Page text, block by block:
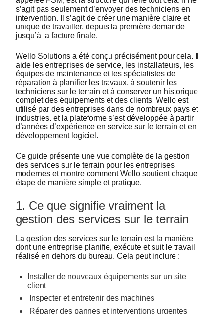
s’agit pas seulement d’envoyer des techniciens en
intervention. Il s’agit de créer une manière claire et
unique de travailler, depuis la première demande
jusqu’à la facture finale.
Wello Solutions a été conçu précisément pour cela. Il
aide les entreprises de service, les installateurs, les
équipes de maintenance et les spécialistes de
réparation à planifier les travaux, à soutenir les
techniciens sur le terrain et à conserver un historique
complet des équipements et des clients. Wello est
utilisé par des entreprises dans de nombreux pays et
industries, et la plateforme s’est développée à partir
d’années d’expérience en service sur le terrain et en
développement logiciel.
Ce guide présente une vue complète de la gestion
des services sur le terrain pour les entreprises
modernes et montre comment Wello soutient chaque
étape de manière simple et pratique.
1. Ce que signifie vraiment la
gestion des services sur le terrain
La gestion des services sur le terrain est la manière
dont une entreprise planifie, exécute et suit le travail
réalisé en dehors du bureau. Cela peut inclure :
Installer de nouveaux équipements sur un site
client
Inspecter et entretenir des machines
Réparer des pannes et interventions urgentes